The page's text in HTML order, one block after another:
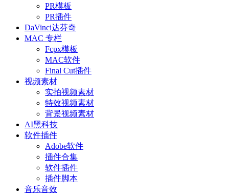
PR模板
PR插件
DaVinci达芬奇
MAC 专栏
Fcpx模板
MAC软件
Final Cut插件
视频素材
实拍视频素材
特效视频素材
背景视频素材
AI黑科技
软件插件
Adobe软件
插件合集
软件插件
插件脚本
音乐音效